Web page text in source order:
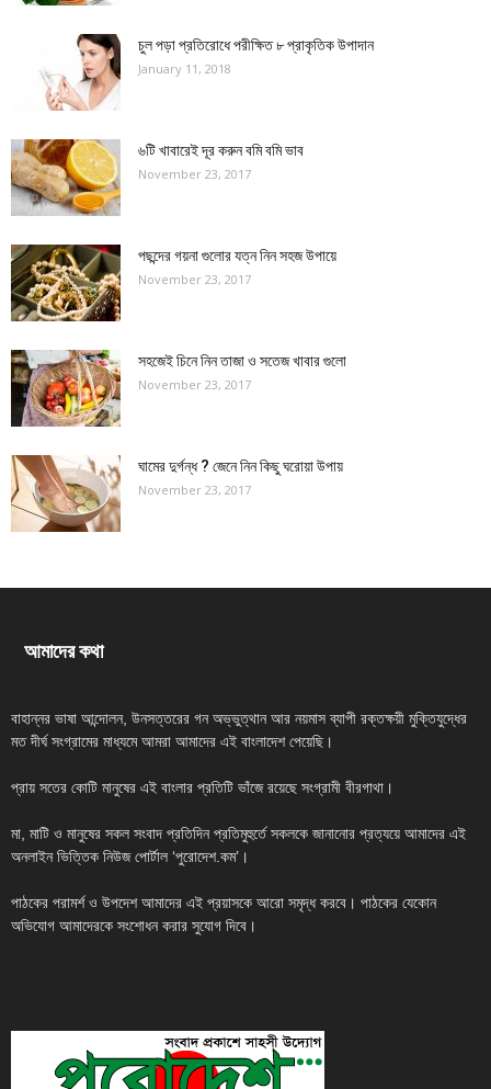
চুল পড়া প্রতিরোধে পরীক্ষিত ৮ প্রাকৃতিক উপাদান
January 11, 2018
৬টি খাবারেই দূর করুন বমি বমি ভাব
November 23, 2017
পছন্দের গয়না গুলোর যত্ন নিন সহজ উপায়ে
November 23, 2017
সহজেই চিনে নিন তাজা ও সতেজ খাবার গুলো
November 23, 2017
ঘামের দুর্গন্ধ ? জেনে নিন কিছু ঘরোয়া উপায়
November 23, 2017
আমাদের কথা
বাহান্নর ভাষা আন্দোলন, উনসত্তরের গন অভ্ভুত্থান আর নয়মাস ব্যাপী রক্তক্ষয়ী মুক্তিযুদ্ধের
মত দীর্ঘ সংগ্রামের মাধ্যমে আমরা আমাদের এই বাংলাদেশ পেয়েছি।
প্রায় সতের কোটি মানুষের এই বাংলার প্রতিটি ভাঁজে রয়েছে সংগ্রামী বীরগাথা।
মা, মাটি ও মানুষের সকল সংবাদ প্রতিদিন প্রতিমুহুর্তে সকলকে জানানোর প্রত্যয়ে আমাদের এই
অনলাইন ভিত্তিক নিউজ পোর্টাল ‘পুরোদেশ.কম’।
পাঠকের পরামর্শ ও উপদেশ আমাদের এই প্রয়াসকে আরো সমৃদ্ধ করবে। পাঠকের যেকোন
অভিযোগ আমাদেরকে সংশোধন করার সুযোগ দিবে।